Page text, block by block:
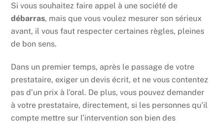
Si vous souhaitez faire appel à une société de
débarras, mais que vous voulez mesurer son sérieux
avant, il vous faut respecter certaines règles, pleines
de bon sens.
Dans un premier temps, après le passage de votre
prestataire, exiger un devis écrit, et ne vous contentez
pas d’un prix à l’oral. De plus, vous pouvez demander
à votre prestataire, directement, si les personnes qu’il
compte mettre sur l’intervention son bien des